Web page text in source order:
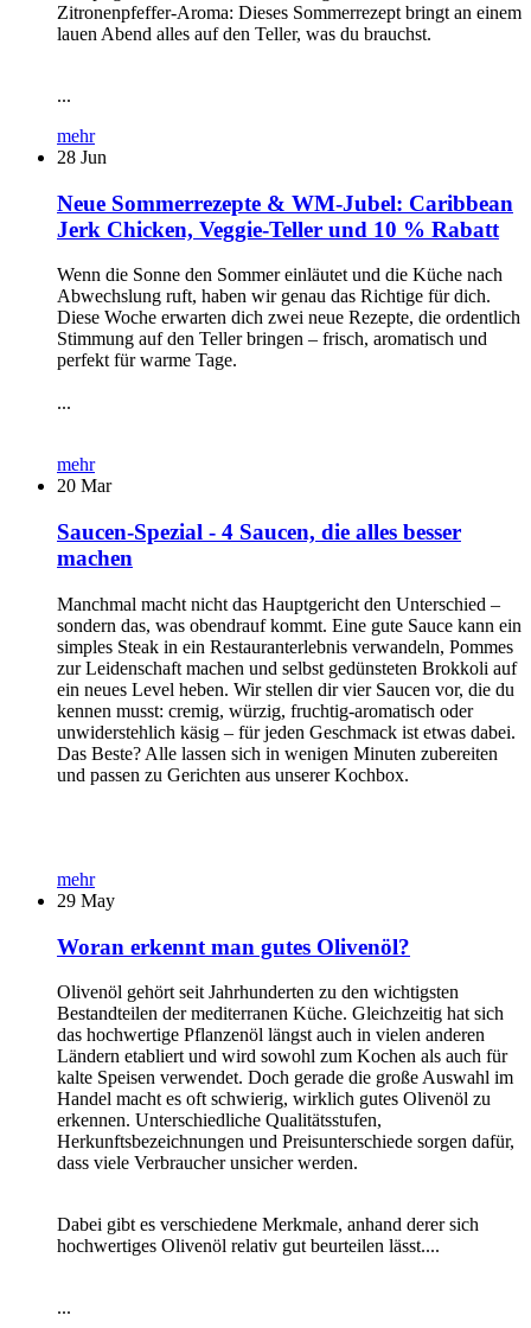
Zitronenpfeffer-Aroma: Dieses Sommerrezept bringt an einem
lauen Abend alles auf den Teller, was du brauchst.
...
mehr
28 Jun
Neue Sommerrezepte & WM-Jubel: Caribbean
Jerk Chicken, Veggie-Teller und 10 % Rabatt
Wenn die Sonne den Sommer einläutet und die Küche nach
Abwechslung ruft, haben wir genau das Richtige für dich.
Diese Woche erwarten dich zwei neue Rezepte, die ordentlich
Stimmung auf den Teller bringen – frisch, aromatisch und
perfekt für warme Tage.
...
mehr
20 Mar
Saucen-Spezial - 4 Saucen, die alles besser
machen
Manchmal macht nicht das Hauptgericht den Unterschied –
sondern das, was obendrauf kommt. Eine gute Sauce kann ein
simples Steak in ein Restauranterlebnis verwandeln, Pommes
zur Leidenschaft machen und selbst gedünsteten Brokkoli auf
ein neues Level heben. Wir stellen dir vier Saucen vor, die du
kennen musst: cremig, würzig, fruchtig-aromatisch oder
unwiderstehlich käsig – für jeden Geschmack ist etwas dabei.
Das Beste? Alle lassen sich in wenigen Minuten zubereiten
und passen zu Gerichten aus unserer Kochbox.
mehr
29 May
Woran erkennt man gutes Olivenöl?
Olivenöl gehört seit Jahrhunderten zu den wichtigsten
Bestandteilen der mediterranen Küche. Gleichzeitig hat sich
das hochwertige Pflanzenöl längst auch in vielen anderen
Ländern etabliert und wird sowohl zum Kochen als auch für
kalte Speisen verwendet. Doch gerade die große Auswahl im
Handel macht es oft schwierig, wirklich gutes Olivenöl zu
erkennen. Unterschiedliche Qualitätsstufen,
Herkunftsbezeichnungen und Preisunterschiede sorgen dafür,
dass viele Verbraucher unsicher werden.
Dabei gibt es verschiedene Merkmale, anhand derer sich
hochwertiges Olivenöl relativ gut beurteilen lässt....
...